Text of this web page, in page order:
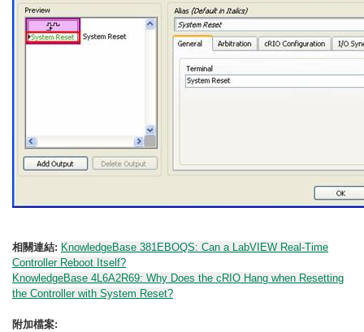
相關連結: KnowledgeBase 381EBOQS: Can a LabVIEW Real-Time
Controller Reboot Itself?
KnowledgeBase 4L6A2R69: Why Does the cRIO Hang when Resetting
the Controller with System Reset?
附加檔案: